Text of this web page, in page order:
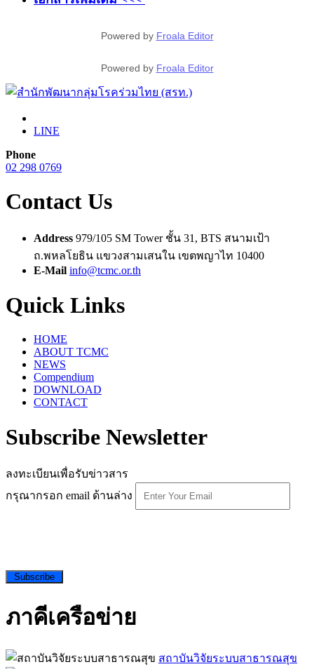
Powered by Froala Editor
Powered by Froala Editor
LINE
Phone
02 298 0769
Contact Us
Address 979/105 SM Tower ชั้น 31, BTS สนามเป้า
ถ.พหลโยธิน แขวงสามเสนใน เขตพญาไท 10400
E-Mail info@tcmc.or.th
Quick Links
HOME
ABOUT TCMC
NEWS
Compendium
DOWNLOAD
CONTACT
Subscribe Newsletter
ลงทะเบียนเพื่อรับข่าวสาร
กรุณากรอก email ด้านล่าง
Subscribe
ภาคีเครือข่าย
สถาบันวิจัยระบบสาธารณสุข